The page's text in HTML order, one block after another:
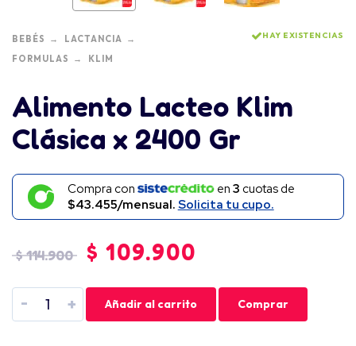
BEBÉS
LACTANCIA
FORMULAS
KLIM
HAY EXISTENCIAS
Alimento Lacteo Klim
Clásica x 2400 Gr
Compra con en3 cuotas de
$43.455/mensual. Solicita tu cupo.
$114.900 $ 109.900
- + Añadir al carrito Comprar